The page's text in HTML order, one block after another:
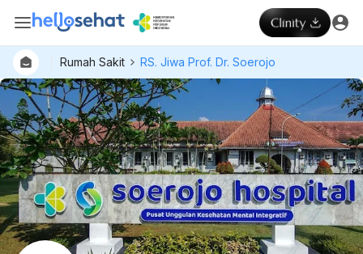
Rumah Sakit RS. Jiwa Prof. Dr. Soerojo